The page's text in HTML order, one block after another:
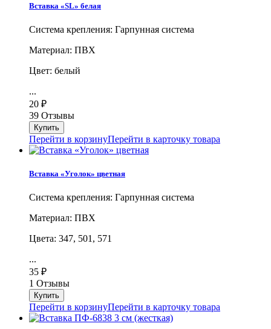
Вставка «SL» белая
Система крепления: Гарпунная система
Материал: ПВХ
Цвет: белый
...
20 ₽
39 Отзывы
Перейти в корзинуПерейти в карточку товара
Вставка «Уголок» цветная
Система крепления: Гарпунная система
Материал: ПВХ
Цвета: 347, 501, 571
...
35 ₽
1 Отзывы
Перейти в корзинуПерейти в карточку товара